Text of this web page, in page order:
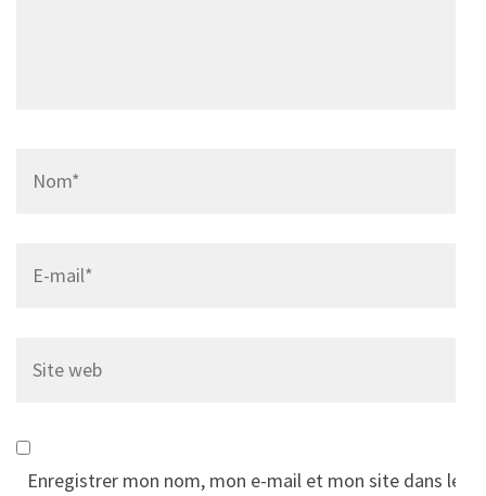
web
Enregistrer mon nom, mon e-mail et mon site dans le